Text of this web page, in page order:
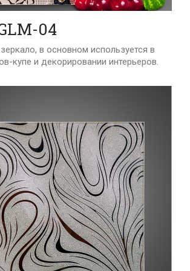
04
в основном используется в
купе и декорировании интерьеров.